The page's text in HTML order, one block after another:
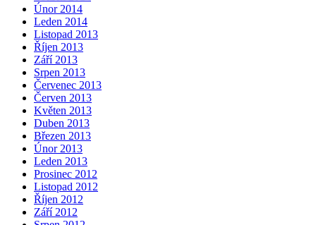
Únor 2014
Leden 2014
Listopad 2013
Říjen 2013
Září 2013
Srpen 2013
Červenec 2013
Červen 2013
Květen 2013
Duben 2013
Březen 2013
Únor 2013
Leden 2013
Prosinec 2012
Listopad 2012
Říjen 2012
Září 2012